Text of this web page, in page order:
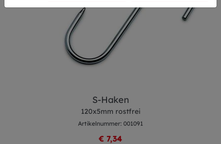
S-Haken
120x5mm rostfrei
Artikelnummer: 001091
€ 7,34